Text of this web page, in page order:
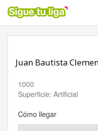
Juan Bautista
1000
Superficie: Artificial
Cómo llegar